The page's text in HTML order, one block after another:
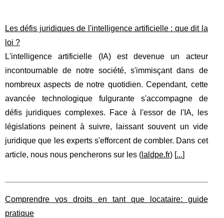
Les défis juridiques de l'intelligence artificielle : que dit la
loi ?
L'intelligence artificielle (IA) est devenue un acteur
incontournable de notre société, s'immisçant dans de
nombreux aspects de notre quotidien. Cependant, cette
avancée technologique fulgurante s'accompagne de
défis juridiques complexes. Face à l'essor de l'IA, les
législations peinent à suivre, laissant souvent un vide
juridique que les experts s'efforcent de combler. Dans cet
article, nous nous pencherons sur les ( laldpe.fr) [...]
Comprendre vos droits en tant que locataire: guide
pratique